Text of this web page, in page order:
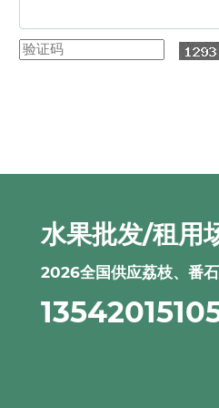
水果批发/租用
2026全国供应荔枝、番